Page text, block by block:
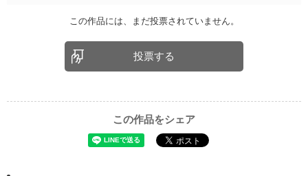
この作品には、まだ投票されていません。
投票する
この作品をシェア